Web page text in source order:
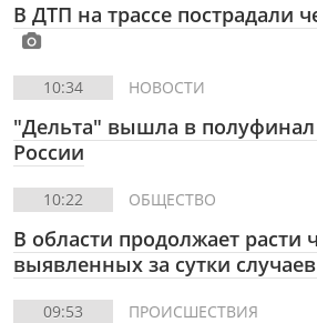
В ДТП на трассе пострадали
10:34 НОВОСТИ
"Дельта" вышла в
России
10:22 ОБЩЕСТВО
В области продолжает расти
выявленных за сутки
09:53 ПРОИСШЕСТВИЯ